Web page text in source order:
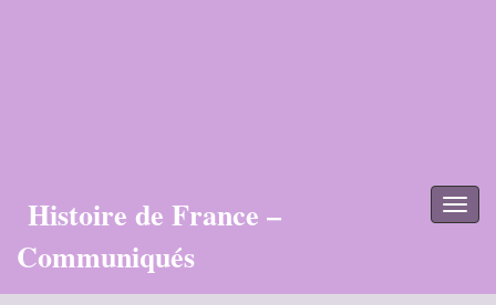
Histoire de France –
Communiqués